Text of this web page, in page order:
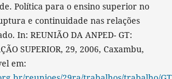
de. Política para o ensino superior no
e continuidade nas relações
In: REUNIÃO DA ANPED- GT:
SUPERIOR, 29, 2006, Caxambu,
em: